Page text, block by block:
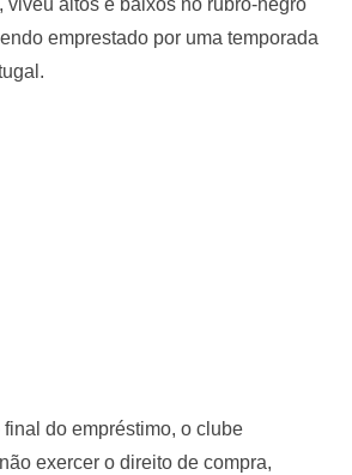
viveu altos e baixos no rubro-negro
emprestado por uma temporada
do empréstimo, o clube
exercer o direito de compra,